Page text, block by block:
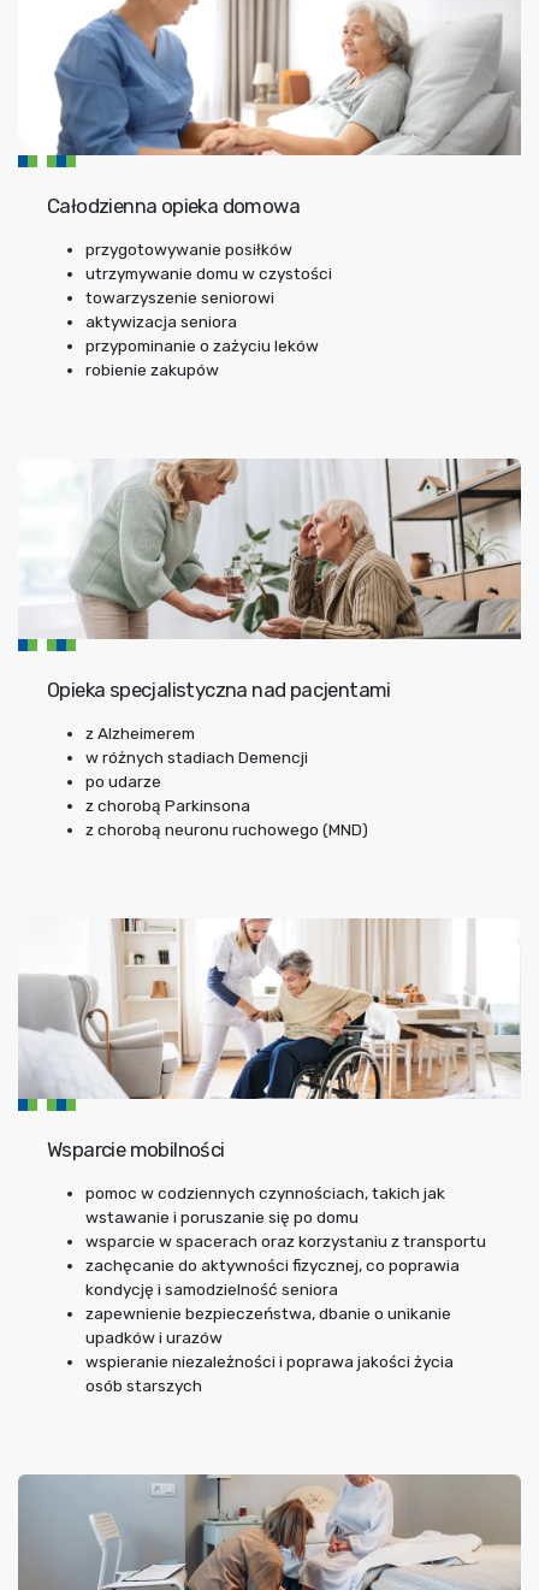
Całodzienna opieka domowa
przygotowywanie posiłków
utrzymywanie domu w czystości
towarzyszenie seniorowi
aktywizacja seniora
przypominanie o zażyciu leków
robienie zakupów
Opieka specjalistyczna nad pacjentami
z Alzheimerem
w różnych stadiach Demencji
po udarze
z chorobą Parkinsona
z chorobą neuronu ruchowego (MND)
Wsparcie mobilności
pomoc w codziennych czynnościach, takich jak
wstawanie i poruszanie się po domu
wsparcie w spacerach oraz korzystaniu z transportu
zachęcanie do aktywności fizycznej, co poprawia
kondycję i samodzielność seniora
zapewnienie bezpieczeństwa, dbanie o unikanie
upadków i urazów
wspieranie niezależności i poprawa jakości życia
osób starszych